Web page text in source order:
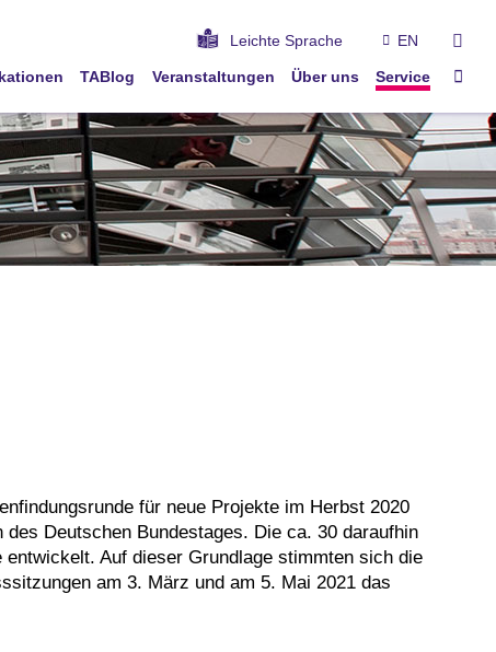
Leichte Sprache EN
TABlog Veranstaltungen Über uns Service
für neue Projekte im Herbst 2020
Deutschen Bundestages. Die ca. 30 daraufhin
Auf dieser Grundlage stimmten sich die
am 3. März und am 5. Mai 2021 das